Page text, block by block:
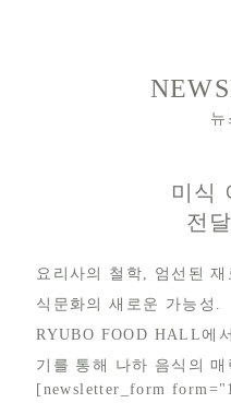
뉴
미식
전
요리사의 철학, 엄선된
식문화의 새로운 가능성.
RYUBO FOOD HALL에
기를 통해 나하 음식의
[newsletter_form